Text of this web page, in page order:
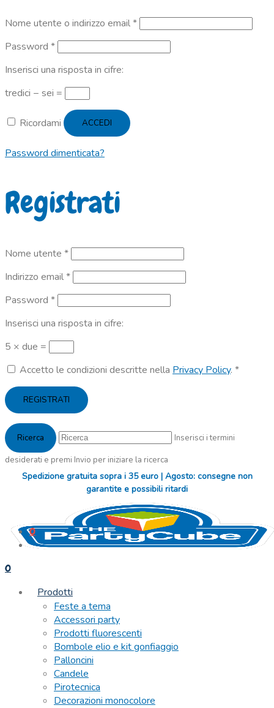
Nome utente o indirizzo email*Richiesto
Password *Richiesto
Inserisci una risposta in cifre:
tredici − sei =
Ricordami ACCEDI
Password dimenticata?
Registrati
Nome utente *Richiesto
Indirizzo email*Richiesto
Password *Richiesto
Inserisci una risposta in cifre:
5 × due =
Accetto le condizioni descritte nella Privacy Policy. *
REGISTRATI
Inserisci i termini
desiderati e premi Invio per iniziare la ricerca
Spedizione gratuita sopra i 35 euro | Agosto: consegne non
garantite e possibili ritardi
0
0
Prodotti
Feste a tema
Accessori party
Prodotti fluorescenti
Bombole elio e kit gonfiaggio
Palloncini
Candele
Pirotecnica
Decorazioni monocolore